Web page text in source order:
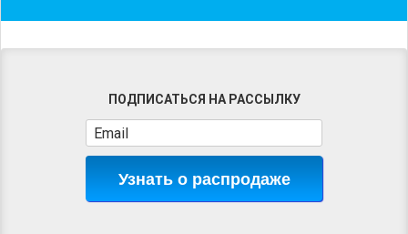
ПОДПИСАТЬСЯ НА РАССЫЛКУ
Узнать о распродаже